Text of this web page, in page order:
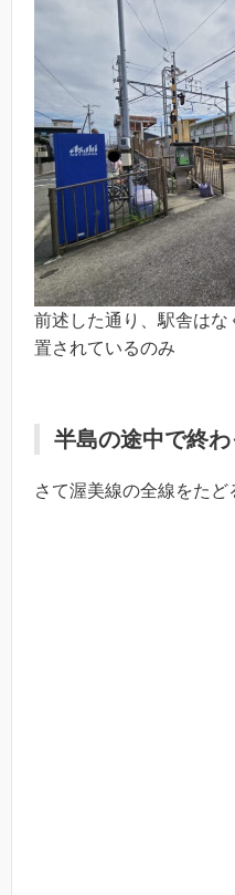
前述した通り、駅舎は
置されているのみ
半島の途中で終
さて渥美線の全線をたど